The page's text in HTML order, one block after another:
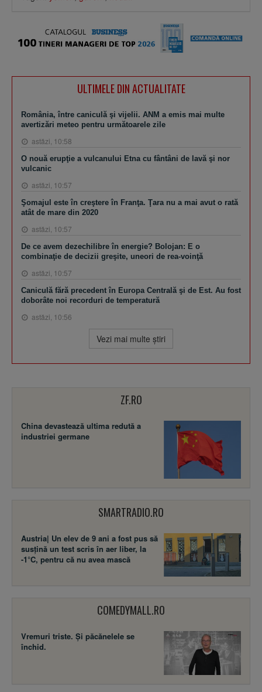
ULTIMELE DIN ACTUALITATE
România, între caniculă şi vijelii. ANM a emis mai multe
avertizări meteo pentru următoarele zile
astăzi, 10:58
O nouă erupţie a vulcanului Etna cu fântâni de lavă şi nor
vulcanic
astăzi, 10:57
Şomajul este în creştere în Franţa. Ţara nu a mai avut o rată
atât de mare din 2020
astăzi, 10:57
De ce avem dezechilibre în energie? Bolojan: E o
combinaţie de decizii greşite, uneori de rea-voinţă
astăzi, 10:57
Caniculă fără precedent în Europa Centrală şi de Est. Au fost
doborâte noi recorduri de temperatură
astăzi, 10:56
Vezi mai multe ştiri
ZF.RO
China devastează ultima redută a
industriei germane
SMARTRADIO.RO
Austria| Un elev de 9 ani a fost pus să
susţină un test scris în aer liber, la
-1°C, pentru că nu avea mască
COMEDYMALL.RO
Vremuri triste. Şi păcănelele se
închid.